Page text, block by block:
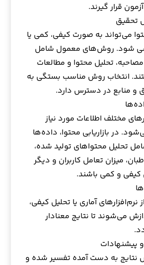
قرار گیرند.
تحقیق
می‌تواند به صورت کیفی، کمی یا
شود. روش‌های معمول شامل
تحلیل محتوا و مطالعات
انتخاب روش مناسب بستگی به
منابع در دسترس دارد.
مختلف اطلاعات مورد نیاز
در بازاریابی محتوا، داده‌ها
تحلیل محتواهای تولید شده،
میزان تعامل کاربران و دیگر
و کمی باشند.
نرم‌افزارهای آماری یا تحلیل کیفی،
می‌شوند تا نتایج معنادار
پیشنهادات
نتایج به دست آمده تفسیر شده و